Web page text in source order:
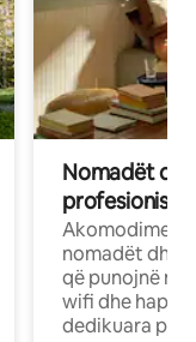
Nomadët
Akomodime
nomadët dhe
që punojnë në
wifi dhe
dedikuara